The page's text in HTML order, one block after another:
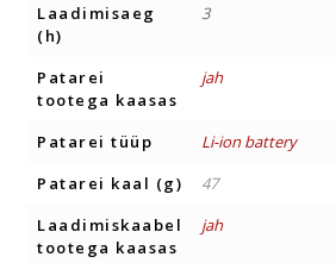
Laadimisaeg
(h)
3
Patarei
tootega kaasas
jah
Patarei tüüp
Li-ion battery
Patarei kaal (g)
47
Laadimiskaabel
tootega kaasas
jah